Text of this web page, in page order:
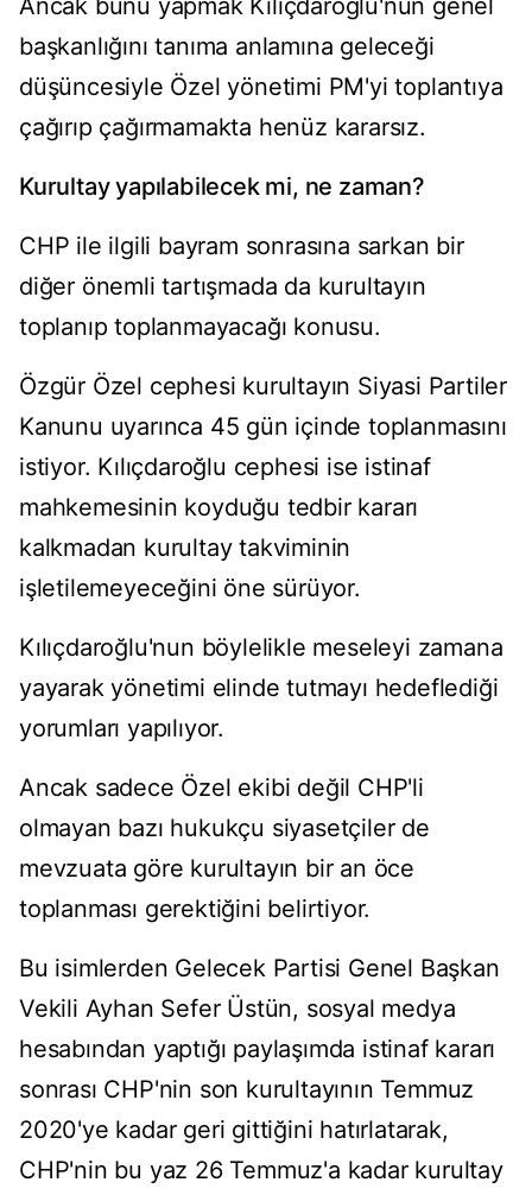
Ancak bunu yapmak Kılıçdaroğlu'nun genel
başkanlığını tanıma anlamına geleceği
düşüncesiyle Özel yönetimi PM'yi toplantıya
çağırıp çağırmamakta henüz kararsız.
Kurultay yapılabilecek mi, ne zaman?
CHP ile ilgili bayram sonrasına sarkan bir
diğer önemli tartışmada da kurultayın
toplanıp toplanmayacağı konusu.
Özgür Özel cephesi kurultayın Siyasi Partiler
Kanunu uyarınca 45 gün içinde toplanmasını
istiyor. Kılıçdaroğlu cephesi ise istinaf
mahkemesinin koyduğu tedbir kararı
kalkmadan kurultay takviminin
işletilemeyeceğini öne sürüyor.
Kılıçdaroğlu'nun böylelikle meseleyi zamana
yayarak yönetimi elinde tutmayı hedeflediği
yorumları yapılıyor.
Ancak sadece Özel ekibi değil CHP'li
olmayan bazı hukukçu siyasetçiler de
mevzuata göre kurultayın bir an öce
toplanması gerektiğini belirtiyor.
Bu isimlerden Gelecek Partisi Genel Başkan
Vekili Ayhan Sefer Üstün, sosyal medya
hesabından yaptığı paylaşımda istinaf kararı
sonrası CHP'nin son kurultayının Temmuz
2020'ye kadar geri gittiğini hatırlatarak,
CHP'nin bu yaz 26 Temmuz'a kadar kurultay